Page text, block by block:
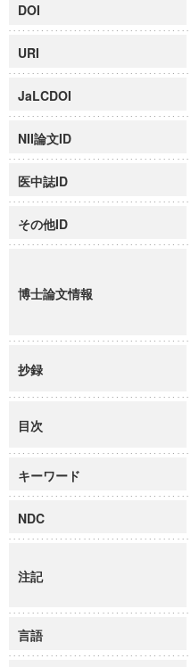
DOI
URI
JaLCDOI
NII論文ID
医中誌ID
その他ID
博士論文情報
抄録
目次
キーワード
NDC
注記
言語